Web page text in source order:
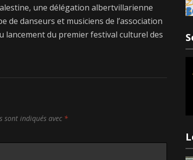
une délégation albertvillarienne
de danseurs et musiciens de l’association
lancement du premier festival culturel des
sont indiqués avec *